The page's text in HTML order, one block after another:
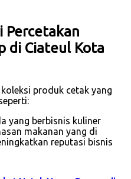
Percetakan
di Ciateul Kota
produk cetak yang
yang berbisnis kuliner
makanan yang di
reputasi bisnis